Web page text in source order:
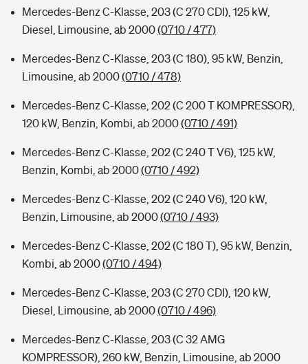
Mercedes-Benz C-Klasse, 203 (C 270 CDI), 125 kW,
Diesel, Limousine, ab 2000(0710 / 477)
Mercedes-Benz C-Klasse, 203 (C 180), 95 kW, Benzin,
Limousine, ab 2000(0710 / 478)
Mercedes-Benz C-Klasse, 202 (C 200 T KOMPRESSOR),
120 kW, Benzin, Kombi, ab 2000(0710 / 491)
Mercedes-Benz C-Klasse, 202 (C 240 T V6), 125 kW,
Benzin, Kombi, ab 2000(0710 / 492)
Mercedes-Benz C-Klasse, 202 (C 240 V6), 120 kW,
Benzin, Limousine, ab 2000(0710 / 493)
Mercedes-Benz C-Klasse, 202 (C 180 T), 95 kW, Benzin,
Kombi, ab 2000(0710 / 494)
Mercedes-Benz C-Klasse, 203 (C 270 CDI), 120 kW,
Diesel, Limousine, ab 2000(0710 / 496)
Mercedes-Benz C-Klasse, 203 (C 32 AMG
KOMPRESSOR), 260 kW, Benzin, Limousine, ab 2000